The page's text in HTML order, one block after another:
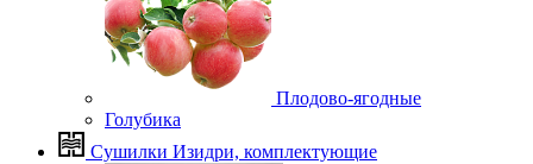
Плодово-ягодные
Голубика
Сушилки Изидри, комплектующие